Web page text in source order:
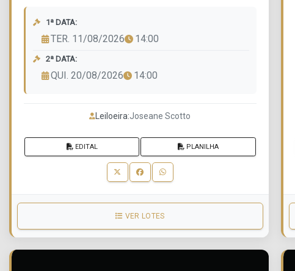
1ª DATA:
TER. 11/08/2026 14:00
2ª DATA:
QUI. 20/08/2026 14:00
Leiloeira:Joseane Scotto
EDITAL PLANILHA
VER LOTES